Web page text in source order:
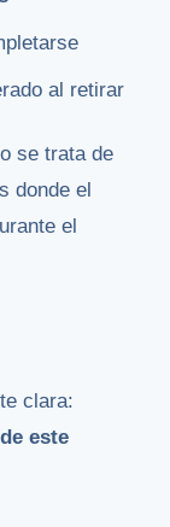
al retirar
se trata de
donde el
el
clara:
este